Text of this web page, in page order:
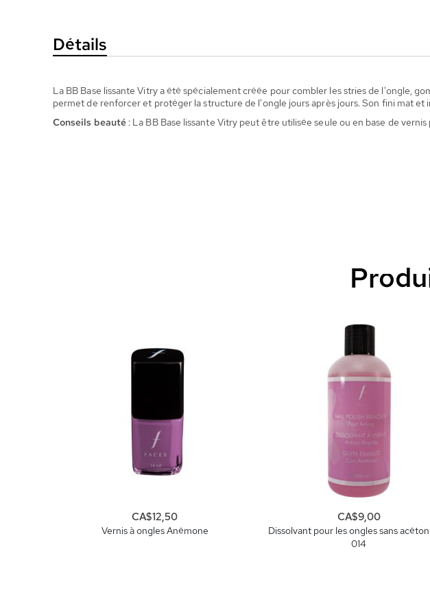
d’imagesDétails
La BB Base lissante Vitry a été spécialement créée pour combler les stries de l'ongle,
permet de renforcer et protéger la structure de l'ongle jours après jours. Son fini mat
Conseils beauté : La BB Base lissante Vitry peut être utilisée seule ou en base de
Vernis à ongles Anémone
CA$12,50
Dissolvant pour les ongles sans
014
CA$9,00